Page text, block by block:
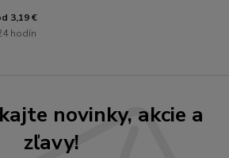
3,19 €
hodín
novinky, akcie a
zľavy!